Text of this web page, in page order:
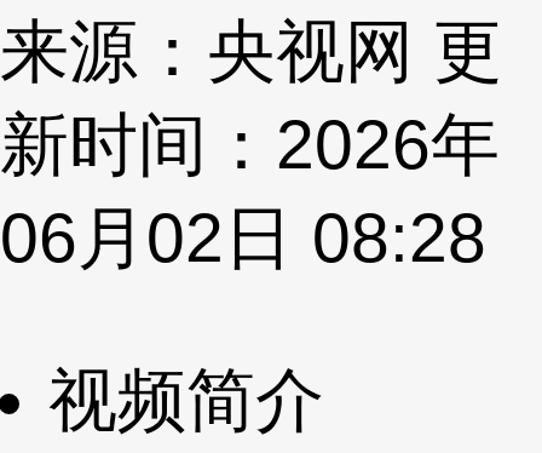
来源：央视网 更
新时间：2026年
06月02日 08:28
视频简介